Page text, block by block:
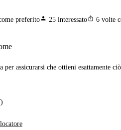
preferitoperson 25 interessatoios_share 6 volte
per assicurarsi che ottieni esattamente